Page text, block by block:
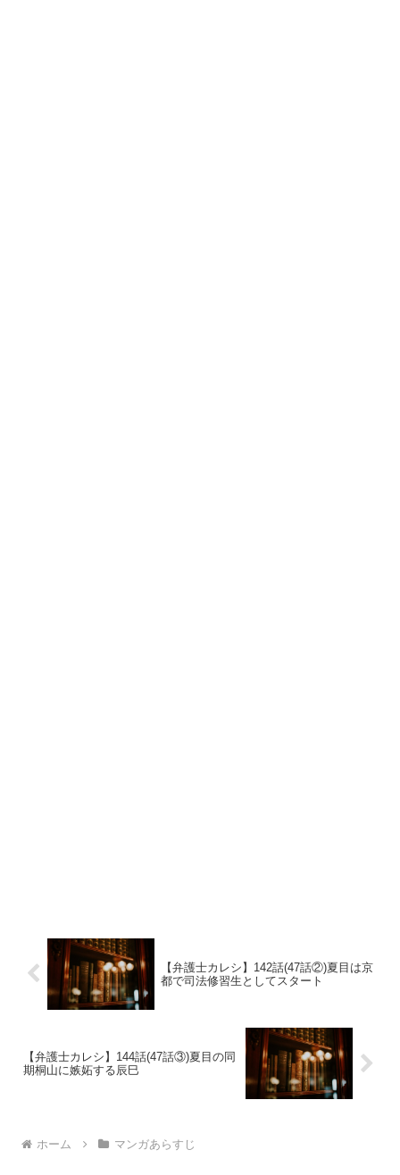
【弁護士カレシ】142話(47話②)夏目は京
都で司法修習生としてスタート
【弁護士カレシ】144話(47話③)夏目の同
期桐山に嫉妬する辰巳
ホーム マンガあらすじ